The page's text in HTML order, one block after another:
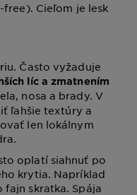
free). Cieľom je lesk
Často vyžaduje
líc a zmatnením
nosa a brady. V
ľahšie textúry a
len lokálnym
oplatí siahnuť po
krytia. Napríklad
fajn skratka. Spája